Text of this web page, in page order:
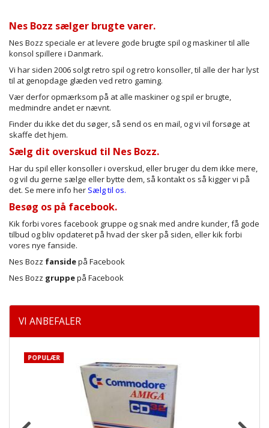
Nes Bozz sælger brugte varer.
Nes Bozz speciale er at levere gode brugte spil og maskiner til alle
konsol spillere i Danmark.
Vi har siden 2006 solgt retro spil og retro konsoller, til alle der har lyst
til at genopdage glæden ved retro gaming.
Vær derfor opmærksom på at alle maskiner og spil er brugte,
medmindre andet er nævnt.
Finder du ikke det du søger, så send os en mail, og vi vil forsøge at
skaffe det hjem.
Sælg dit overskud til Nes Bozz.
Har du spil eller konsoller i overskud, eller bruger du dem ikke mere,
og vil du gerne sælge eller bytte dem, så kontakt os så kigger vi på
det. Se mere info her Sælg til os.
Besøg os på facebook.
Kik forbi vores facebook gruppe og snak med andre kunder, få gode
tilbud og bliv opdateret på hvad der sker på siden, eller kik forbi
vores nye fanside.
Nes Bozz fansidepå Facebook
Nes Bozz gruppepå Facebook
VI ANBEFALER